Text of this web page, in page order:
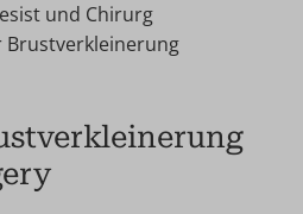
und Chirurg
Brustverkleinerung